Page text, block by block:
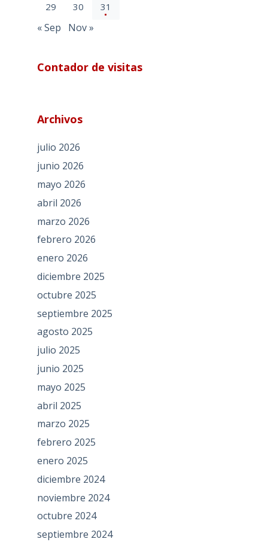
29 30 31
« Sep Nov »
Contador de visitas
Archivos
julio 2026
junio 2026
mayo 2026
abril 2026
marzo 2026
febrero 2026
enero 2026
diciembre 2025
octubre 2025
septiembre 2025
agosto 2025
julio 2025
junio 2025
mayo 2025
abril 2025
marzo 2025
febrero 2025
enero 2025
diciembre 2024
noviembre 2024
octubre 2024
septiembre 2024